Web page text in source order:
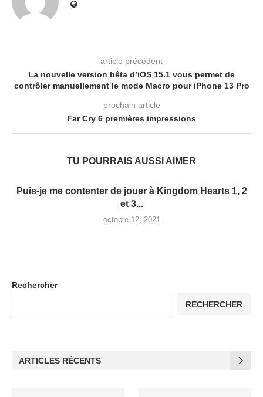
article précédent
La nouvelle version bêta d’iOS 15.1 vous permet de
contrôler manuellement le mode Macro pour iPhone 13 Pro
prochain article
Far Cry 6 premières impressions
TU POURRAIS AUSSI AIMER
Puis-je me contenter de jouer à Kingdom Hearts 1, 2
et 3...
octobre 12, 2021
Rechercher
RECHERCHER
ARTICLES RÉCENTS